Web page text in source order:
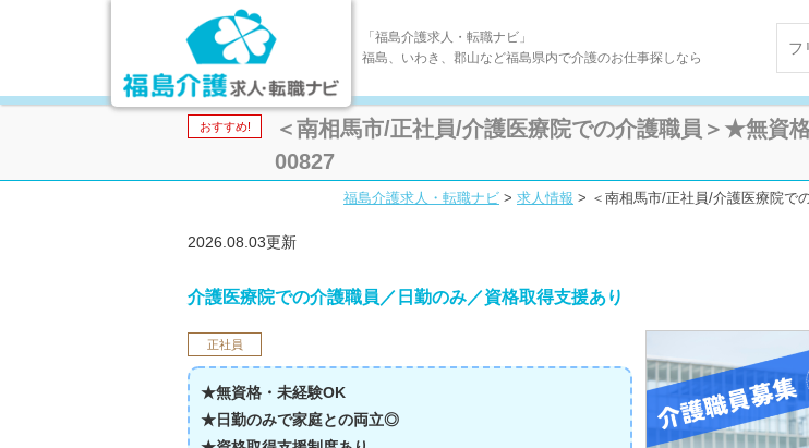
「福島介護求人・転職ナビ」
福島、いわき、郡山など福島県内で介護のお仕事探しなら
おすすめ!
＜南相馬市/正社員/介護医療院での介護職員＞★無
00827
福島介護求人・転職ナビ > 求人情報 > ＜南相馬市/正社員/介護医療院
2026.08.03更新
介護医療院での介護職員／日勤のみ／資格取得支援あり
正社員
★無資格・未経験OK
★日勤のみで家庭との両立◎